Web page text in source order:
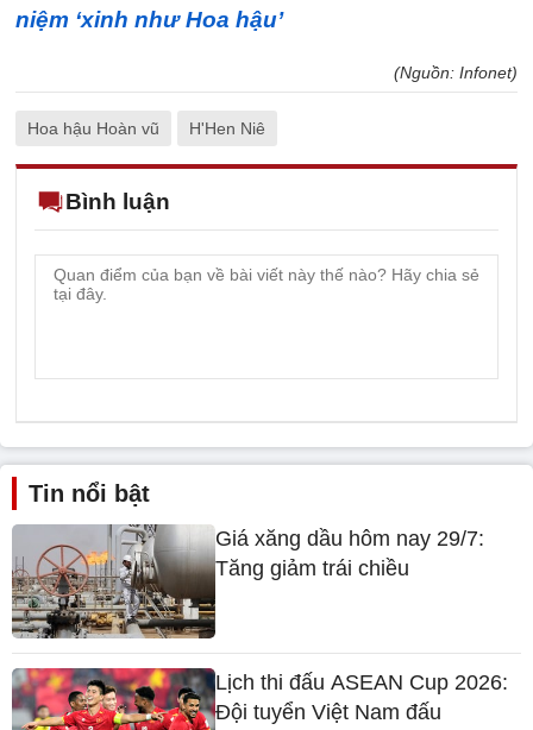
niệm ‘xinh như Hoa hậu’
(Nguồn: Infonet)
Hoa hậu Hoàn vũ H'Hen Niê
Bình luận
Tin nổi bật
Giá xăng dầu hôm nay 29/7:
Tăng giảm trái chiều
Lịch thi đấu ASEAN Cup 2026:
Đội tuyển Việt Nam đấu